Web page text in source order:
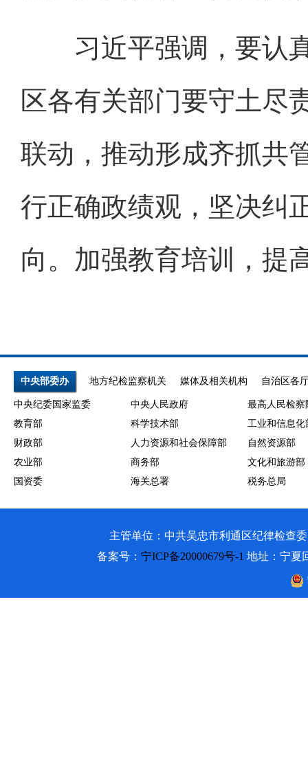
习近平强调，要认真
区各有关部门要守土尽
联动，推动形成齐抓共
行正确政绩观，坚决纠
向。加强教育培训，提
中央部委办 地方纪检监察机关 媒体及相关机构 自治区各
中央纪委国家监委 中央人民政府
最高人民检察
教育部
科学技术部
工业和信息化
财政部
人力资源和社会保障部
自然资源部
农业部
商务部
文化和旅游部
国资委
海关总署 税务总局
主管单位：中共吴忠市利通区纪律检查
备案号： 宁ICP备20000679号-1 地址：宁夏